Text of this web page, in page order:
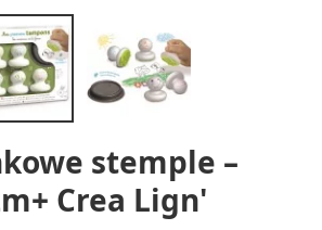
stemple –
Crea Lign'